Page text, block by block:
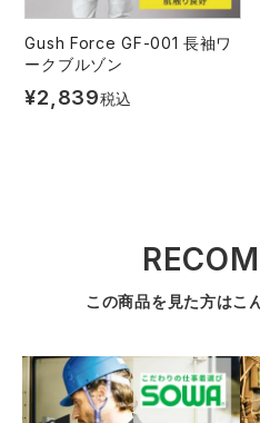
Gush Force GF-001 長袖ワ
ークブルゾン
¥2,839税込
この商品を見た方はこ